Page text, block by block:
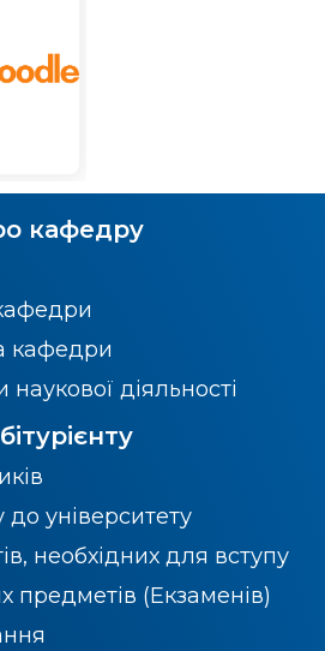
кафедру
кафедри
діяльності
університету
необхідних для вступу
предметів (Екзаменів)